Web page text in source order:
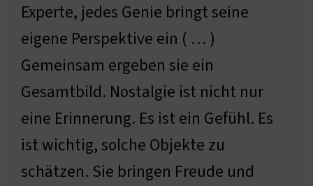
Experte, jedes Genie bringt seine
eigene Perspektive ein ( … )
Gemeinsam ergeben sie ein
Gesamtbild. Nostalgie ist nicht nur
eine Erinnerung. Es ist ein Gefühl. Es
ist wichtig, solche Objekte zu
schätzen. Sie bringen Freude und